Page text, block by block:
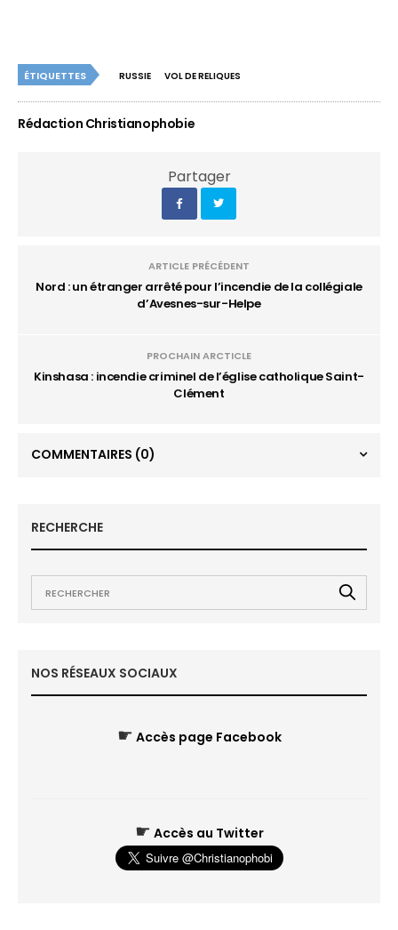
ÉTIQUETTES RUSSIE VOL DE RELIQUES
Rédaction Christianophobie
Partager
ARTICLE PRÉCÉDENT
Nord : un étranger arrêté pour l’incendie de la collégiale
d’Avesnes-sur-Helpe
PROCHAIN ARCTICLE
Kinshasa : incendie criminel de l’église catholique Saint-
Clément
COMMENTAIRES (0)
RECHERCHE
NOS RÉSEAUX SOCIAUX
☛ Accès page Facebook
☛ Accès au Twitter